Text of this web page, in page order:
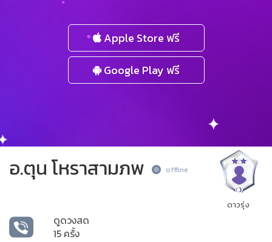
Apple Store ฟรี
Google Play ฟรี
อ.ตุน โหราสามภพ offline
ดูดวงสด
15 ครั้ง
ดาวรุ่ง